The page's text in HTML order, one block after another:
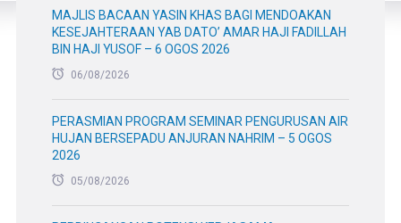
MAJLIS BACAAN YASIN KHAS BAGI MENDOAKAN
KESEJAHTERAAN YAB DATO’ AMAR HAJI FADILLAH
BIN HAJI YUSOF – 6 OGOS 2026
06/08/2026
PERASMIAN PROGRAM SEMINAR PENGURUSAN AIR
HUJAN BERSEPADU ANJURAN NAHRIM – 5 OGOS
2026
05/08/2026